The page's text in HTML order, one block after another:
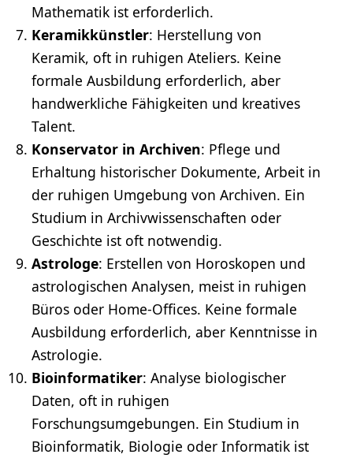
Mathematik ist erforderlich.
Keramikkünstler: Herstellung von
Keramik, oft in ruhigen Ateliers. Keine
formale Ausbildung erforderlich, aber
handwerkliche Fähigkeiten und kreatives
Talent.
Konservator in Archiven: Pflege und
Erhaltung historischer Dokumente, Arbeit in
der ruhigen Umgebung von Archiven. Ein
Studium in Archivwissenschaften oder
Geschichte ist oft notwendig.
Astrologe: Erstellen von Horoskopen und
astrologischen Analysen, meist in ruhigen
Büros oder Home-Offices. Keine formale
Ausbildung erforderlich, aber Kenntnisse in
Astrologie.
Bioinformatiker: Analyse biologischer
Daten, oft in ruhigen
Forschungsumgebungen. Ein Studium in
Bioinformatik, Biologie oder Informatik ist